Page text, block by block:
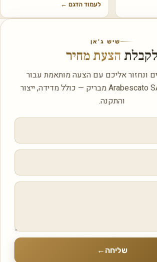
לעמוד הדגם ←
שיש ג'אן
הצעת מחיר
ונחזור אליכם עם הצעה מותאמת עבור
Arabescato SAPIENSTONE מבריק — כולל מדידה, ייצור
והתקנה.
שליחה ←